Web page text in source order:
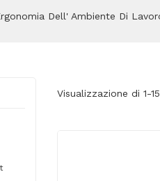
Home Chi siamo
Dell' Ambiente Di
Visualizzazione di 1-